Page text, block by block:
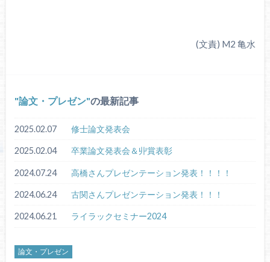
(文責) M2 亀水
論文・プレゼン の最新記事
2025.02.07 修士論文発表会
2025.02.04 卒業論文発表会＆丱賞表彰
2024.07.24 高橋さんプレゼンテーション発表！！！！
2024.06.24 古関さんプレゼンテーション発表！！！
2024.06.21 ライラックセミナー2024
論文・プレゼン